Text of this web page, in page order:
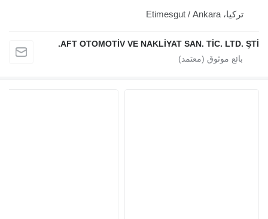
تركيا، Etimesgut / Ankara
AFT OTOMOTİV VE NAKLİYAT SAN. TİC. LTD. ŞTİ.